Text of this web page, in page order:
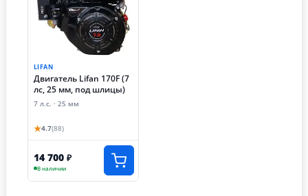
LIFAN
Двигатель Lifan 170F (7
лс, 25 мм, под шлицы)
7 л.с. · 25 мм
★4.7(88)
14 700 ₽
В наличии